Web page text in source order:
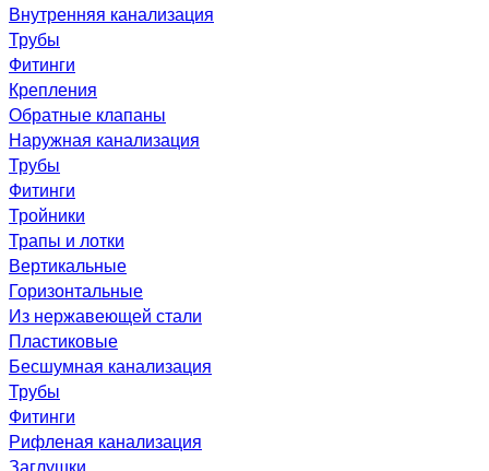
Внутренняя канализация
Трубы
Фитинги
Крепления
Обратные клапаны
Наружная канализация
Трубы
Фитинги
Тройники
Трапы и лотки
Вертикальные
Горизонтальные
Из нержавеющей стали
Пластиковые
Бесшумная канализация
Трубы
Фитинги
Рифленая канализация